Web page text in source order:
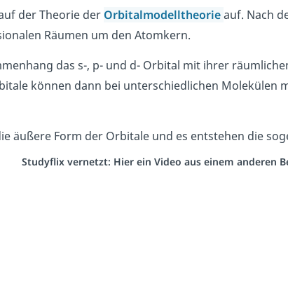
der Theorie der Orbitalmodelltheorieauf. Nach
Räumen um den Atomkern.
das s-, p- und d- Orbital mit ihrer
können dann bei unterschiedlichen Molekülen
äußere Form der Orbitale und es entstehen die
Studyflix vernetzt: Hier ein Video aus einem anderen